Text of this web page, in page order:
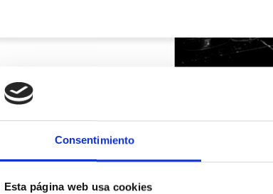
Consentimiento
Esta página web usa cookies